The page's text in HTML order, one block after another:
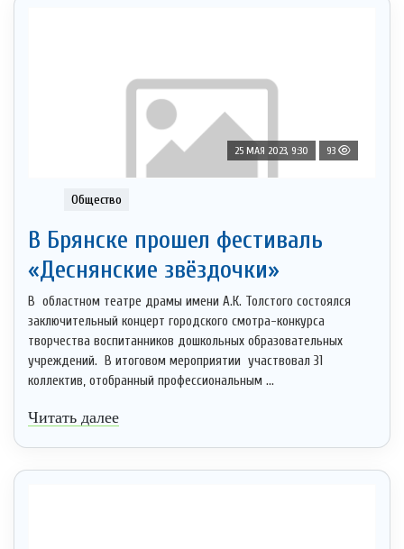
25 МАЯ 2023, 9:30 93
Общество
В Брянске прошел фестиваль
«Деснянские звёздочки»
В областном театре драмы имени А.К. Толстого состоялся
заключительный концерт городского смотра-конкурса
творчества воспитанников дошкольных образовательных
учреждений. В итоговом мероприятии участвовал 31
коллектив, отобранный профессиональным ...
Читать далее